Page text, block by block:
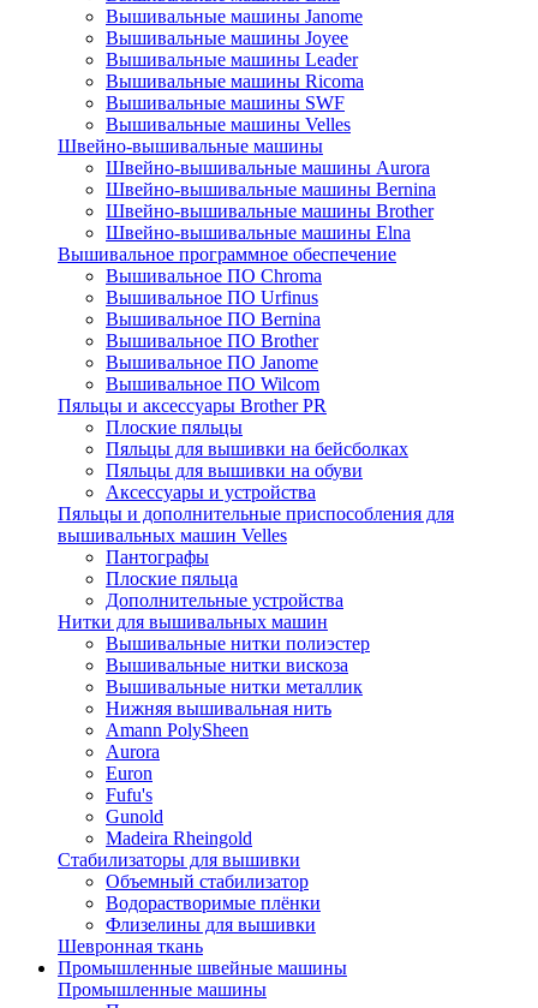
Вышивальные машины Janome
Вышивальные машины Joyee
Вышивальные машины Leader
Вышивальные машины Ricoma
Вышивальные машины SWF
Вышивальные машины Velles
Швейно-вышивальные машины
Швейно-вышивальные машины Aurora
Швейно-вышивальные машины Bernina
Швейно-вышивальные машины Brother
Швейно-вышивальные машины Elna
Вышивальное программное обеспечение
Вышивальное ПО Chroma
Вышивальное ПО Urfinus
Вышивальное ПО Bernina
Вышивальное ПО Brother
Вышивальное ПО Janome
Вышивальное ПО Wilcom
Пяльцы и аксессуары Brother PR
Плоские пяльцы
Пяльцы для вышивки на бейсболках
Пяльцы для вышивки на обуви
Аксессуары и устройства
Пяльцы и дополнительные приспособления для
вышивальных машин Velles
Пантографы
Плоские пяльца
Дополнительные устройства
Нитки для вышивальных машин
Вышивальные нитки полиэстер
Вышивальные нитки вискоза
Вышивальные нитки металлик
Нижняя вышивальная нить
Amann PolySheen
Aurora
Euron
Fufu's
Gunold
Madeira Rheingold
Стабилизаторы для вышивки
Объемный стабилизатор
Водорастворимые плёнки
Флизелины для вышивки
Шевронная ткань
Промышленные швейные машины
Промышленные машины